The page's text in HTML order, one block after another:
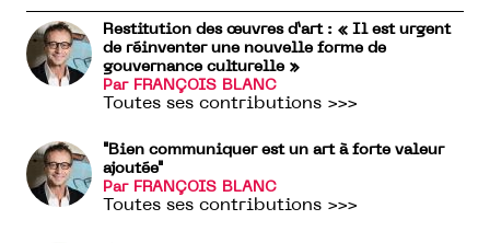
Restitution des œuvres d’art : « Il est urgent
de réinventer une nouvelle forme de
gouvernance culturelle »
Par FRANÇOIS BLANC
Toutes ses contributions >>>
"Bien communiquer est un art à forte valeur
ajoutée"
Par FRANÇOIS BLANC
Toutes ses contributions >>>